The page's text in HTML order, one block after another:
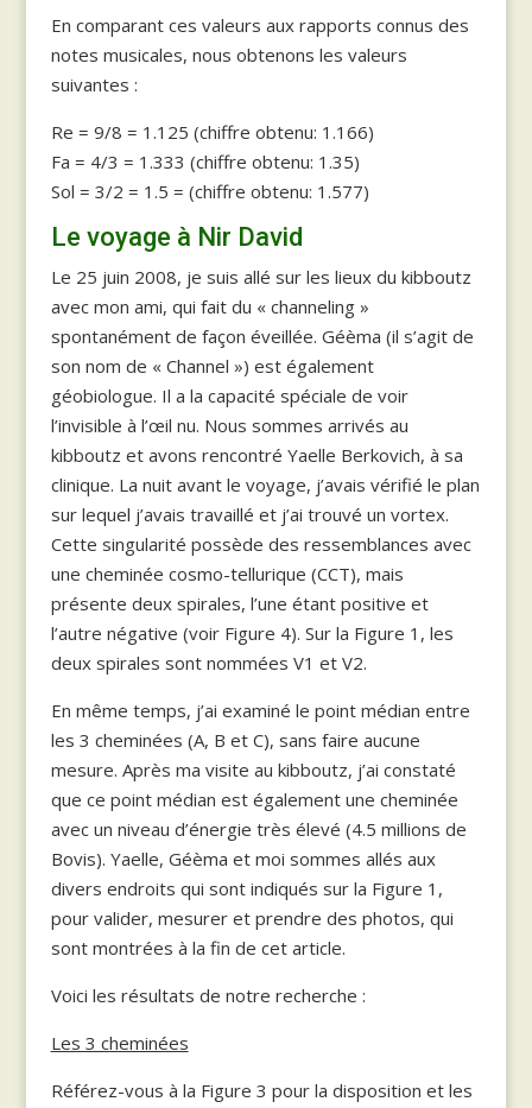
En comparant ces valeurs aux rapports connus des
notes musicales, nous obtenons les valeurs
suivantes :
Re = 9/8 = 1.125 (chiffre obtenu: 1.166)
Fa = 4/3 = 1.333 (chiffre obtenu: 1.35)
Sol = 3/2 = 1.5 = (chiffre obtenu: 1.577)
Le voyage à Nir David
Le 25 juin 2008, je suis allé sur les lieux du kibboutz
avec mon ami, qui fait du « channeling »
spontanément de façon éveillée. Géèma (il s’agit de
son nom de « Channel ») est également
géobiologue. Il a la capacité spéciale de voir
l’invisible à l’œil nu. Nous sommes arrivés au
kibboutz et avons rencontré Yaelle Berkovich, à sa
clinique. La nuit avant le voyage, j’avais vérifié le plan
sur lequel j’avais travaillé et j’ai trouvé un vortex.
Cette singularité possède des ressemblances avec
une cheminée cosmo-tellurique (CCT), mais
présente deux spirales, l’une étant positive et
l’autre négative (voir Figure 4). Sur la Figure 1, les
deux spirales sont nommées V1 et V2.
En même temps, j’ai examiné le point médian entre
les 3 cheminées (A, B et C), sans faire aucune
mesure. Après ma visite au kibboutz, j’ai constaté
que ce point médian est également une cheminée
avec un niveau d’énergie très élevé (4.5 millions de
Bovis). Yaelle, Géèma et moi sommes allés aux
divers endroits qui sont indiqués sur la Figure 1,
pour valider, mesurer et prendre des photos, qui
sont montrées à la fin de cet article.
Voici les résultats de notre recherche :
Les 3 cheminées
Référez-vous à la Figure 3 pour la disposition et les